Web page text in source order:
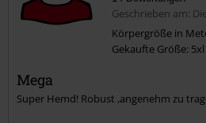
Geschrieben am:
Körpergröße in
Gekaufte Größe: 5xl
Mega
Super Hemd! Robust ,angenehm zu